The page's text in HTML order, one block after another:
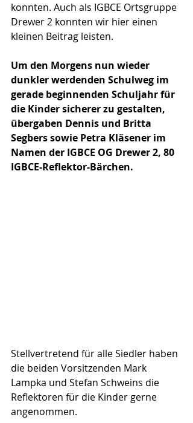
konnten. Auch als IGBCE Ortsgruppe
Drewer 2 konnten wir hier einen
kleinen Beitrag leisten.
Um den Morgens nun wieder
dunkler werdenden Schulweg im
gerade beginnenden Schuljahr für
die Kinder sicherer zu gestalten,
übergaben Dennis und Britta
Segbers sowie Petra Kläsener im
Namen der IGBCE OG Drewer 2, 80
IGBCE-Reflektor-Bärchen.
Stellvertretend für alle Siedler haben
die beiden Vorsitzenden Mark
Lampka und Stefan Schweins die
Reflektoren für die Kinder gerne
angenommen.